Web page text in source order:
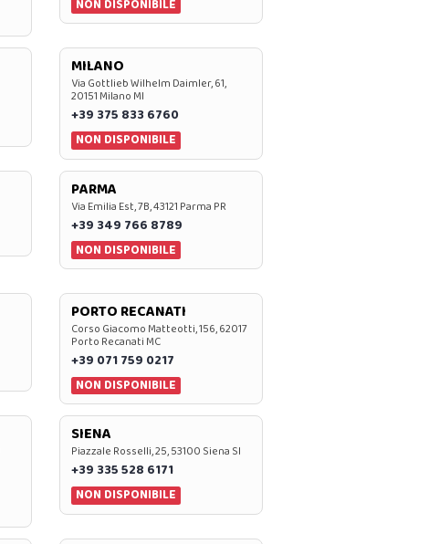
NON DISPONIBILE
MILANO
Via Gottlieb Wilhelm Daimler, 61,
20151 Milano MI
+39 375 833 6760
NON DISPONIBILE
PARMA
Via Emilia Est, 7B, 43121 Parma PR
+39 349 766 8789
NON DISPONIBILE
PORTO RECANATI
Corso Giacomo Matteotti, 156, 62017
Porto Recanati MC
+39 071 759 0217
NON DISPONIBILE
SIENA
Piazzale Rosselli, 25, 53100 Siena SI
+39 335 528 6171
NON DISPONIBILE